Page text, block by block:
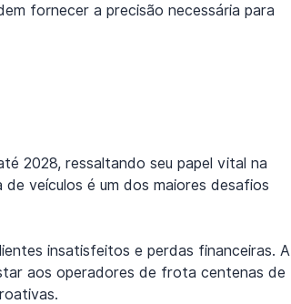
fornecer a precisão necessária para
2028, ressaltando seu papel vital na
veículos é um dos maiores desafios
insatisfeitos e perdas financeiras. A
aos operadores de frota centenas de